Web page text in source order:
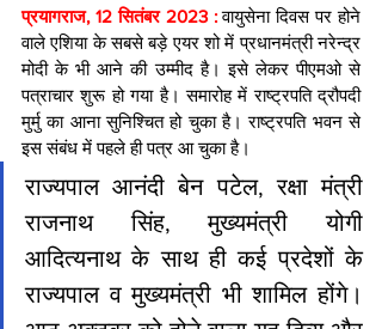
प्रयागराज, 12 सितंबर 2023 : वायुसेना दिवस पर होने
वाले एशिया के सबसे बड़े एयर शो में प्रधानमंत्री नरेन्द्र
मोदी के भी आने की उम्मीद है। इसे लेकर पीएमओ से
पत्राचार शुरू हो गया है। समारोह में राष्ट्रपति द्रौपदी
मुर्मु का आना सुनिश्चित हो चुका है। राष्ट्रपति भवन से
इस संबंध में पहले ही पत्र आ चुका है।
राज्यपाल आनंदी बेन पटेल, रक्षा मंत्री
राजनाथ सिंह, मुख्यमंत्री योगी
आदित्यनाथ के साथ ही कई प्रदेशों के
राज्यपाल व मुख्यमंत्री भी शामिल होंगे।